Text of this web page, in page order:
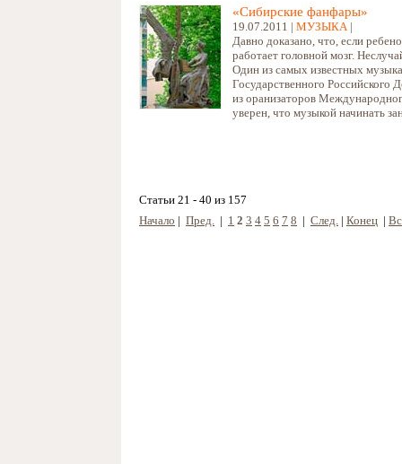
«Сибирские фанфары»
19.07.2011 | МУЗЫКА|
Давно доказано, что, если
работает головной мозг.
Один из самых известных
Государственного Российского
из оранизаторов
уверен, что музыкой начинать
Статьи 21 - 40 из 157
Начало | Пред. | 1 2 3 4 5 6 7 8 | След. | Конец |